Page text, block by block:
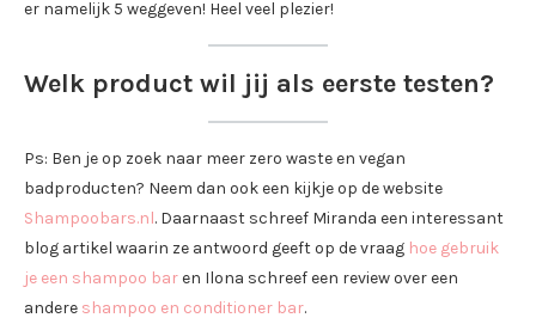
er namelijk 5 weggeven! Heel veel plezier!
Welk product wil jij als eerste testen?
Ps: Ben je op zoek naar meer zero waste en vegan
badproducten? Neem dan ook een kijkje op de website
Shampoobars.nl. Daarnaast schreef Miranda een interessant
blog artikel waarin ze antwoord geeft op de vraag hoe gebruik
je een shampoo baren Ilona schreef een review over een
andere shampoo en conditioner bar.